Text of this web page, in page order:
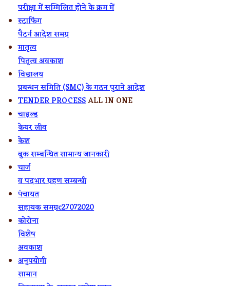
परीक्षा में सम्मिलित होने के क्रम में
स्टाफिंग
पैटर्न आदेश समग्र
मातृत्व
पितृत्व अवकाश
विद्यालय
प्रबन्धन समिति (SMC) के गठन पुराने आदेश
TENDER PROCESSALL IN ONE
चाइल्ड
केयर लीव
केश
बुक सम्बन्धित सामान्य जानकारी
चार्ज
व पदभार ग्रहण सम्बन्धी
पंचायत
सहायक समग्रc27072020
कोरोना
विशेष
अवकाश
अनुपयोगी
सामान